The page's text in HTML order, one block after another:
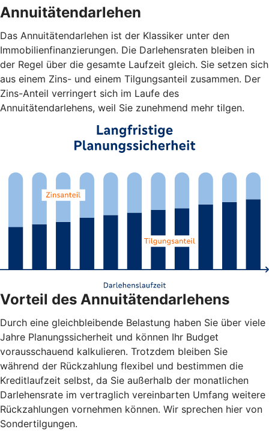
Annuitätendarlehen
Das Annuitätendarlehen ist der Klassiker unter den
Immobilienfinanzierungen. Die Darlehensraten bleiben in
der Regel über die gesamte Laufzeit gleich. Sie setzen sich
aus einem Zins- und einem Tilgungsanteil zusammen. Der
Zins-Anteil verringert sich im Laufe des
Annuitätendarlehens, weil Sie zunehmend mehr tilgen.
Vorteil des Annuitätendarlehens
Durch eine gleichbleibende Belastung haben Sie über viele
Jahre Planungssicherheit und können Ihr Budget
vorausschauend kalkulieren. Trotzdem bleiben Sie
während der Rückzahlung flexibel und bestimmen die
Kreditlaufzeit selbst, da Sie außerhalb der monatlichen
Darlehensrate im vertraglich vereinbarten Umfang weitere
Rückzahlungen vornehmen können. Wir sprechen hier von
Sondertilgungen.